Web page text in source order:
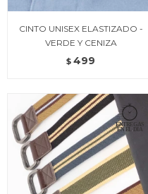
CINTO UNISEX ELASTIZADO -
VERDE Y CENIZA
$ 499